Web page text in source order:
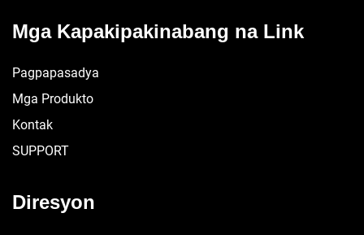
Mga Kapakipakinabang na Link
Pagpapasadya
Mga Produkto
Kontak
SUPPORT
Diresyon